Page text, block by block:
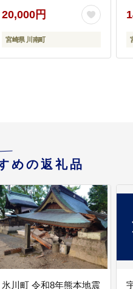
ンク ペットボトル カフ
ェインゼロ カロリーゼ
ロ 】 宮崎県 川南町
20,000円
宮崎県 川南町
めの返礼品
氷川町 令和8年熊本地震